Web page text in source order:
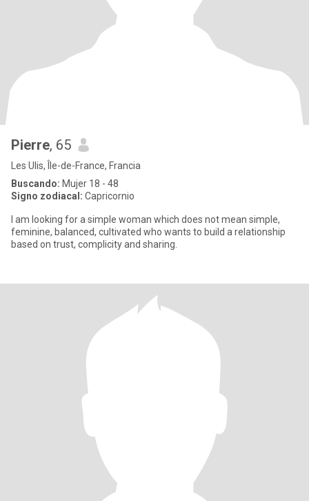
Pierre, 65
Les Ulis, Île-de-France, Francia
Buscando: Mujer 18 - 48
Signo zodiacal: Capricornio
I am looking for a simple woman which does not mean simple,
feminine, balanced, cultivated who wants to build a relationship
based on trust, complicity and sharing.